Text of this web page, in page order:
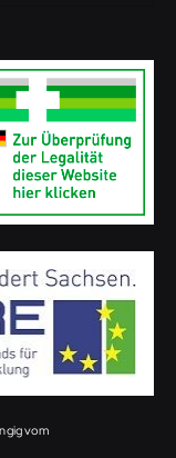
vom